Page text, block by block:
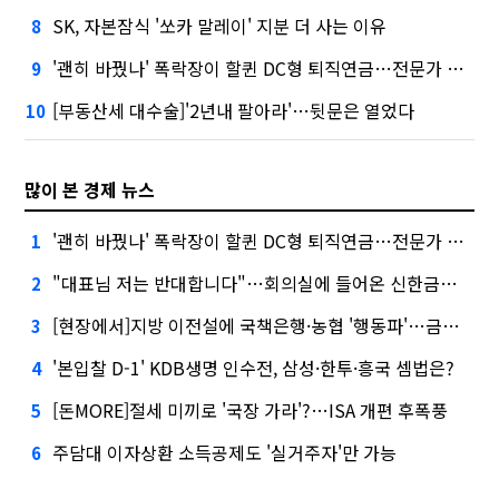
8 SK, 자본잠식 '쏘카 말레이' 지분 더 사는 이유
9 '괜히 바꿨나' 폭락장이 할퀸 DC형 퇴직연금…전문가 조언은
10 [부동산세 대수술]'2년내 팔아라'…뒷문은 열었다
많이 본 경제 뉴스
1 '괜히 바꿨나' 폭락장이 할퀸 DC형 퇴직연금…전문가 조언은
2 "대표님 저는 반대합니다"…회의실에 들어온 신한금융 AI
3 [현장에서]지방 이전설에 국책은행·농협 '행동파'…금감원 '신중모드'
4 '본입찰 D-1' KDB생명 인수전, 삼성·한투·흥국 셈법은?
5 [돈MORE]절세 미끼로 '국장 가라'?…ISA 개편 후폭풍
6 주담대 이자상환 소득공제도 '실거주자'만 가능